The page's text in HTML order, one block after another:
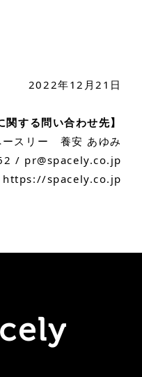
2022年12月21日
関する問い合わせ先】
ースリー 養安 あゆみ
/ pr@spacely.co.jp
https://spacely.co.jp